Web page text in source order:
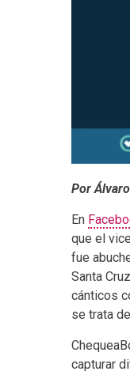
Por
En
que el
fue
Santa
cánticos
se trata
capturar